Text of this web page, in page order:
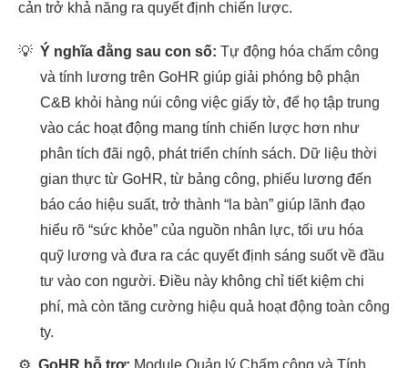
cản trở khả năng ra quyết định chiến lược.
💡 Ý nghĩa đằng sau con số: Tự động hóa chấm công
và tính lương trên GoHR giúp giải phóng bộ phận
C&B khỏi hàng núi công việc giấy tờ, để họ tập trung
vào các hoạt động mang tính chiến lược hơn như
phân tích đãi ngộ, phát triển chính sách. Dữ liệu thời
gian thực từ GoHR, từ bảng công, phiếu lương đến
báo cáo hiệu suất, trở thành “la bàn” giúp lãnh đạo
hiểu rõ “sức khỏe” của nguồn nhân lực, tối ưu hóa
quỹ lương và đưa ra các quyết định sáng suốt về đầu
tư vào con người. Điều này không chỉ tiết kiệm chi
phí, mà còn tăng cường hiệu quả hoạt động toàn công
ty.
⚙️ GoHR hỗ trợ: Module Quản lý Chấm công và Tính